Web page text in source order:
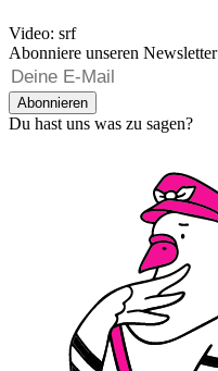
Video: srf
Abonniere unseren Newsletter
Abonnieren
Du hast uns was zu sagen?